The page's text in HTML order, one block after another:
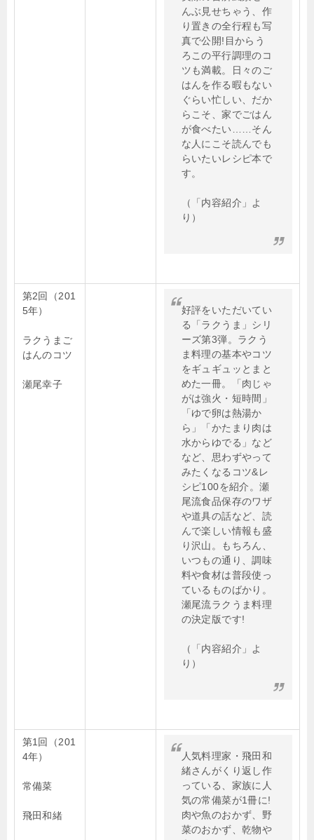
んぶ見せちゃう、作
り置きの全行程も写
真で公開!目からう
ろこの平行調理のコ
ツも満載。日々のご
はんを作る暇もない
ぐらい忙しい、だか
らこそ、家でごはん
が食べたい……そん
な人にこそ読んでも
らいたいレシピ本で
す。
（「内容紹介」よ
り）
第2回（201
5年）
ラクうまご
はんのコツ
瀬尾幸子
好評をいただいてい
る「ラクうま」シリ
ーズ第3弾。ラクう
ま料理の基本やコツ
をギュギュッとまと
めた一冊。「肉じゃ
がは強火・短時間」
「ゆで卵は熱湯か
ら」「かたまり肉は
水からゆでる」など
など、思わずやって
みたくなるコツ&レ
シピ100を紹介。瀬
尾流食品保存のワザ
や道具の話など、読
んで楽しい情報も盛
り沢山。もちろん、
いつもの通り、調味
料や食材は普段使っ
ているものばかり。
瀬尾流ラクうま料理
の決定版です!
（「内容紹介」よ
り）
第1回（201
4年）
常備菜
飛田和緒
人気料理家・飛田和
緒さんがくり返し作
っている、家族に人
気の常備菜が1冊に!
肉や魚のおかず、野
菜のおかず、乾物や